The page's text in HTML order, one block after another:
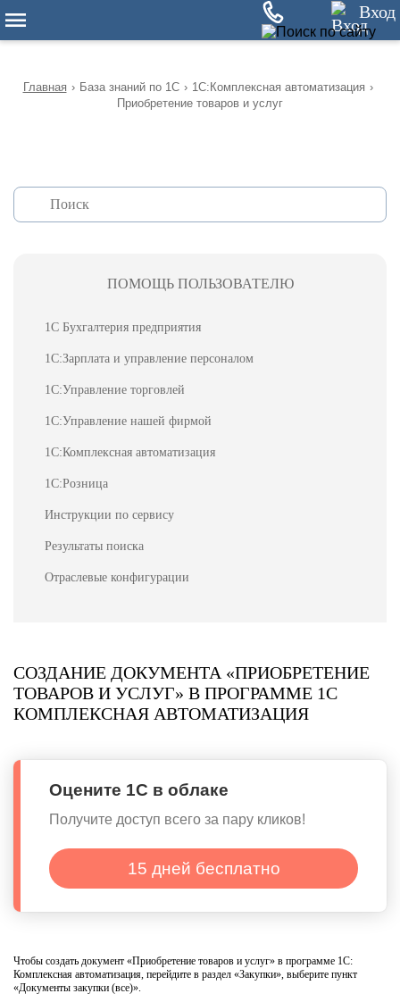
Вход
Главная › База знаний по 1С › 1С:Комплексная автоматизация ›
Приобретение товаров и услуг
ПОМОЩЬ ПОЛЬЗОВАТЕЛЮ
1С Бухгалтерия предприятия
1С:Зарплата и управление персоналом
1С:Управление торговлей
1С:Управление нашей фирмой
1С:Комплексная автоматизация
1С:Розница
Инструкции по сервису
Результаты поиска
Отраслевые конфигурации
СОЗДАНИЕ ДОКУМЕНТА «ПРИОБРЕТЕНИЕ
ТОВАРОВ И УСЛУГ» В ПРОГРАММЕ 1С
КОМПЛЕКСНАЯ АВТОМАТИЗАЦИЯ
Оцените 1С в облаке
Получите доступ всего за пару кликов!
15 дней бесплатно
Чтобы создать документ «Приобретение товаров и услуг» в программе 1С:
Комплексная автоматизация, перейдите в раздел «Закупки», выберите пункт
«Документы закупки (все)».